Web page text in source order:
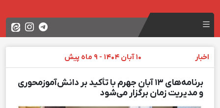
اخبار 10 آبان 1404 - 9 ماه پیش
برنامه‌های ۱۳ آبان جهرم با تأکید بر دانش‌آموزمحوری
و مدیریت زمان برگزار می‌شود